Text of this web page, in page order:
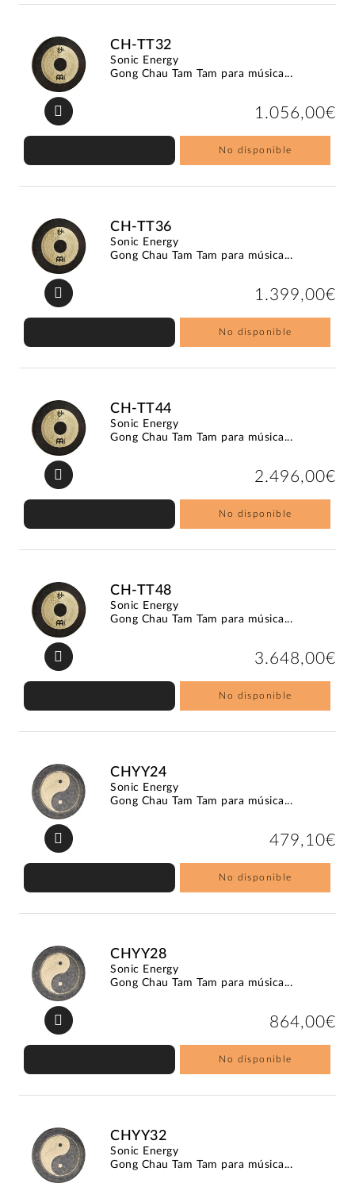
CH-TT32
Sonic Energy
Gong Chau Tam Tam para música...
1.056,00€
No disponible
CH-TT36
Sonic Energy
Gong Chau Tam Tam para música...
1.399,00€
No disponible
CH-TT44
Sonic Energy
Gong Chau Tam Tam para música...
2.496,00€
No disponible
CH-TT48
Sonic Energy
Gong Chau Tam Tam para música...
3.648,00€
No disponible
CHYY24
Sonic Energy
Gong Chau Tam Tam para música...
479,10€
No disponible
CHYY28
Sonic Energy
Gong Chau Tam Tam para música...
864,00€
No disponible
CHYY32
Sonic Energy
Gong Chau Tam Tam para música...